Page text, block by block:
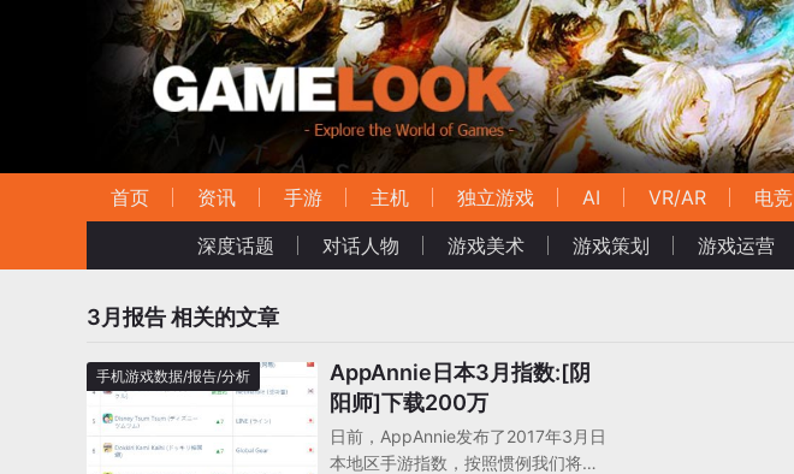
首页 资讯 手游 主机 独立游戏 AI VR/AR
电竞
深度话题
对话人物 游戏美术 游戏策划 游戏运营
3月报告相关的文章
手机游戏数据/报告/分析
AppAnnie日本3月指数:[阴
阳师]下载200万
日前，AppAnnie发布了2017年3月日
本地区手游指数，按照惯例我们将以